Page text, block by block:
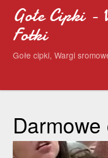
Gołe Cipki -
Fotki
Gołe cipki, Wargi
Darmowe